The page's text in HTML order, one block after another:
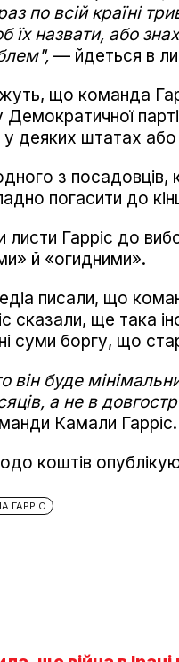
по всій країні
їх назвати, або
— йдеться в
що команда
Демократичної
деяких штатах
з посадовців,
погасити до
листи Гарріс до
й «огидними».
писали, що
сказали, ще така
суми боргу, що
він буде
а не в
Камали Гарріс.
коштів
ГАРРІС